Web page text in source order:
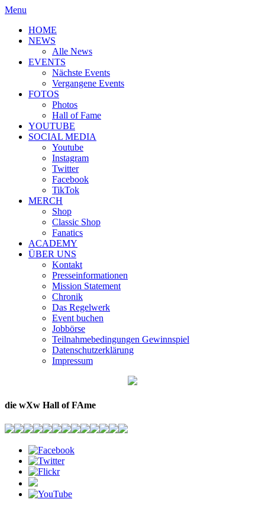
Menu
HOME
NEWS
Alle News
EVENTS
Nächste Events
Vergangene Events
FOTOS
Photos
Hall of Fame
YOUTUBE
SOCIAL MEDIA
Youtube
Instagram
Twitter
Facebook
TikTok
MERCH
Shop
Classic Shop
Fanatics
ACADEMY
ÜBER UNS
Kontakt
Presseinformationen
Mission Statement
Chronik
Das Regelwerk
Event buchen
Jobbörse
Teilnahmebedingungen Gewinnspiel
Datenschutzerklärung
Impressum
die wXw Hall of FAme